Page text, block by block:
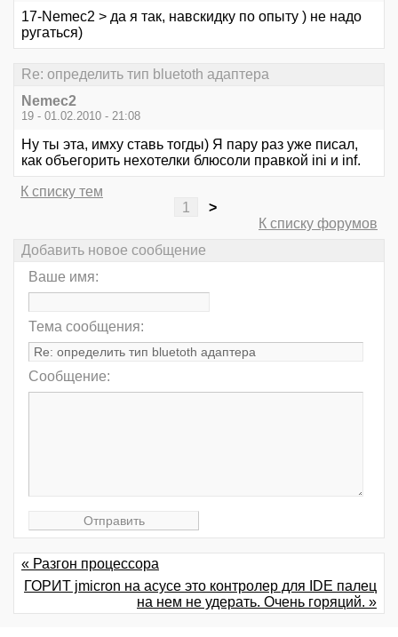
17-Nemec2 > да я так, навскидку по опыту ) не надо
ругаться)
Re: определить тип bluetoth адаптера
Nemec2
19 - 01.02.2010 - 21:08
Ну ты эта, имху ставь тогды) Я пару раз уже писал,
как объегорить нехотелки блюсоли правкой ini и inf.
К списку тем
1
>
К списку форумов
Добавить новое сообщение
Ваше имя:
Тема сообщения:
Сообщение:
« Разгон процессора
ГОРИТ jmicron на асусе это контролер для IDE палец
на нем не удерать. Очень горяций. »